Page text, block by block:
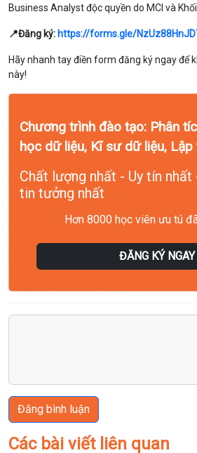
Business Analyst độc quyền do MCI và
📍Đăng ký: https://forms.gle/
Hãy nhanh tay điền form đăng ký ngay để
này!
Chương trình đào tạo: Phân
học dữ liệu, Kĩ sư dữ liệu,
Chất lượng nhất - Uy tín
tin tưởng nhất
Hơn 8000 học viên ưu tú
ĐĂNG KÝ NGAY
Đăng bình luận
Các bài viết liên quan